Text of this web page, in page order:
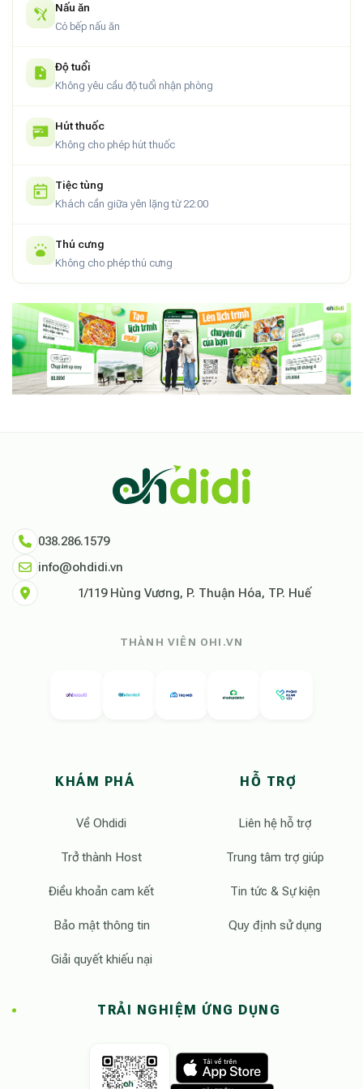
an toàn, tiện nghi và tinh tế, 22Housing phù hợp cho cả người
Việt lẫn người nước ngoài đang sinh sống và làm việc tại Hà
Nấu ăn
Có bếp nấu ăn
Độ tuổi
Không yêu cầu độ tuổi nhận phòng
Hút thuốc
Không cho phép hút thuốc
Tiệc tùng
Khách cần giữa yên lặng từ 22:00
Thú cưng
Không cho phép thú cưng
038.286.1579
info@ohdidi.vn
1/119 Hùng Vương, P. Thuận Hóa, TP. Huế
THÀNH VIÊN OHI.VN
KHÁM PHÁ
Về Ohdidi
Trở thành Host
Điều khoản cam kết
Bảo mật thông tin
Giải quyết khiếu nại
HỖ TRỢ
Liên hệ hỗ trợ
Trung tâm trợ giúp
Tin tức & Sự kiện
Quy định sử dụng
TRẢI NGHIỆM ỨNG DỤNG